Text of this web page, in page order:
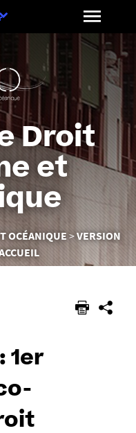
Droit
et
OCÉANIQUE
VERSION
1er